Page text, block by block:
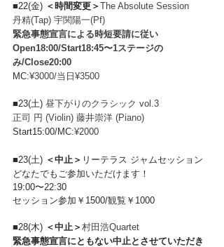
■22(金) ＜時間変更＞ The Absolute Session
丹精(Tap) 宇関陽一(Pf)
緊急事態宣言による時短要請に従い
Open18:00/Start18:45〜1ステージの
み/Close20:00
MC:¥3000/当日¥3500
■23(土) 昼下がりのクラシック vol.3
正司 円 (Violin) 藤井崇洋 (Piano)
Start15:00/MC:¥2000
■23(土) ＜中止＞ リーテラス ジャムセッション
どなたでもご参加いただけます！
19:00〜22:30
セッション参加￥1500/観覧￥1000
■28(木) ＜中止＞ 村田浩Quartet
緊急事態宣言にともない中止とさせていただき